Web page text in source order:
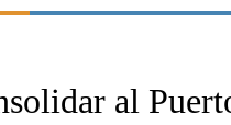
La ciudad
El país
al